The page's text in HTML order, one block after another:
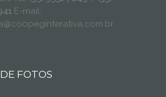
E-mail:
FOTOS